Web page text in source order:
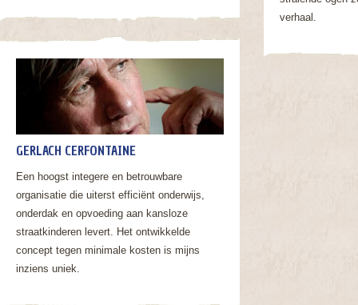
GERLACH CERFONTAINE
Een hoogst integere en betrouwbare
organisatie die uiterst efficiënt onderwijs,
onderdak en opvoeding aan kansloze
straatkinderen levert. Het ontwikkelde
concept tegen minimale kosten is mijns
inziens uniek.
verhaal.